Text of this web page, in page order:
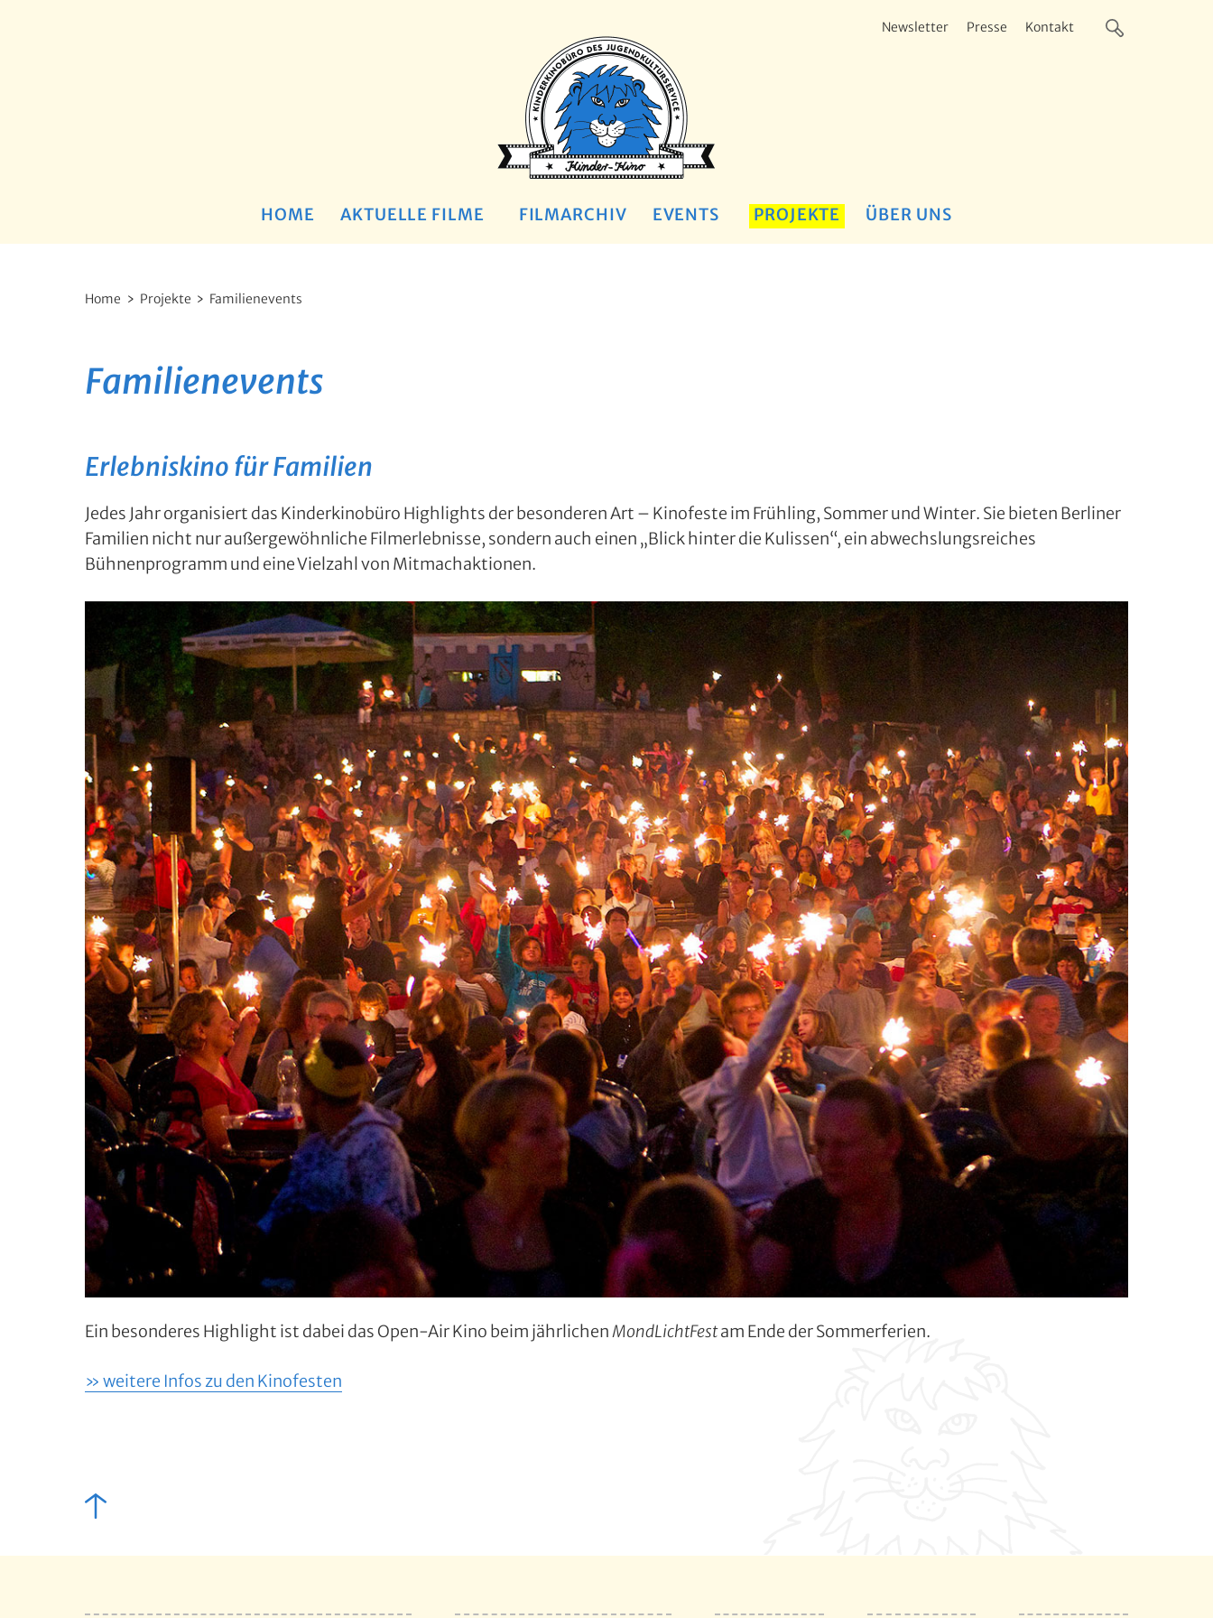
Newsletter Presse Kontakt
HOME AKTUELLE FILME FILMARCHIV EVENTS PROJEKTE ÜBER UNS
Home Projekte Familienevents
Familienevents
Erlebniskino für Familien
Jedes Jahr organisiert das Kinderkinobüro Highlights der besonderen Art – Kinofeste im Frühling, Sommer und Winter. Sie bieten Berliner
Familien nicht nur außergewöhnliche Filmerlebnisse, sondern auch einen „Blick hinter die Kulissen“, ein abwechslungsreiches
Bühnenprogramm und eine Vielzahl von Mitmachaktionen.
Ein besonderes Highlight ist dabei das Open-Air Kino beim jährlichen MondLichtFestam Ende der Sommerferien.
» weitere Infos zu den Kinofesten